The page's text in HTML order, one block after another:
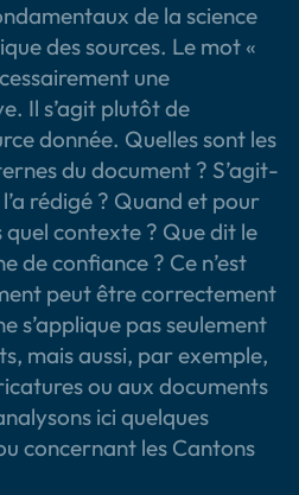
de la science
des sources. Le mot «
une
Il s’agit plutôt de
donnée. Quelles sont les
du document ? S’agit-
rédigé ? Quand et pour
quel contexte ? Que dit le
de confiance ? Ce n’est
peut être correctement
s’applique pas seulement
mais aussi, par exemple,
ou aux documents
ici quelques
concernant les Cantons